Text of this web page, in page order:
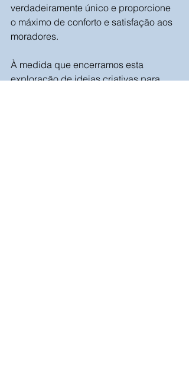
verdadeiramente único e proporcione
o máximo de conforto e satisfação aos
moradores.
À medida que encerramos esta
exploração de ideias criativas para